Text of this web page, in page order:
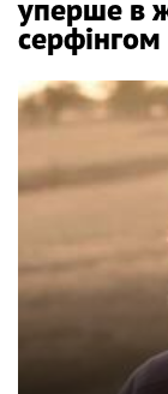
уперше в
серфінгом